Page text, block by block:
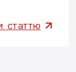
статтю